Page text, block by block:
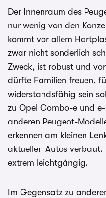
Der Innenraum des
nur wenig von den
kommt vor allem
zwar nicht sonderlich
Zweck, ist robust und
dürfte Familien freuen,
widerstandsfähig sein
zu Opel Combo-e und
anderen Peugeot-
erkennen am kleinen
aktuellen Autos verbaut.
extrem leichtgängig.
Im Gegensatz zu